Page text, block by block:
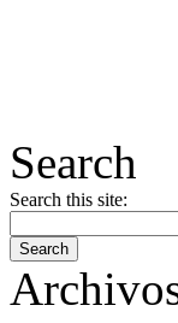
Search
Search this site: